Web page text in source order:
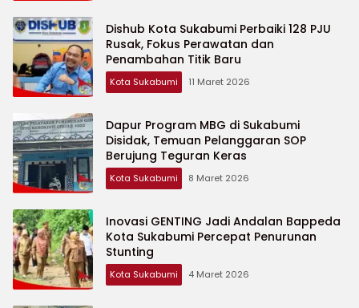
Dishub Kota Sukabumi Perbaiki 128 PJU
Rusak, Fokus Perawatan dan
Penambahan Titik Baru
Kota Sukabumi 11 Maret 2026
Dapur Program MBG di Sukabumi
Disidak, Temuan Pelanggaran SOP
Berujung Teguran Keras
Kota Sukabumi 8 Maret 2026
Inovasi GENTING Jadi Andalan Bappeda
Kota Sukabumi Percepat Penurunan
Stunting
Kota Sukabumi 4 Maret 2026